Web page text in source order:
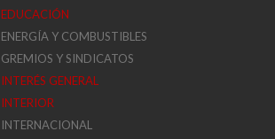
EDUCACIÓN
ENERGÍA Y COMBUSTIBLES
GREMIOS Y SINDICATOS
INTERÉS GENERAL
INTERIOR
INTERNACIONAL